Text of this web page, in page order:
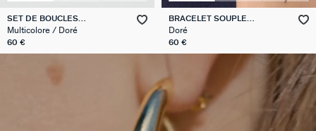
SET DE BOUCLES
D'OREILLES EAR20BELOVED
Multicolore / Doré
60 €
BRACELET SOUPLE
MONTMARTRE
Doré
60 €